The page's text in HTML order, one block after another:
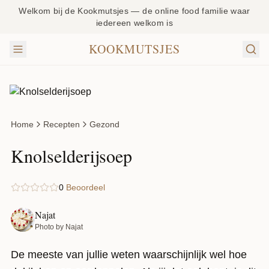
Welkom bij de Kookmutsjes — de online food familie waar
iedereen welkom is
KOOKMUTSJES
Home Recepten Gezond
Knolselderijsoep
0 Beoordeel
Najat
Photo by Najat
De meeste van jullie weten waarschijnlijk wel hoe